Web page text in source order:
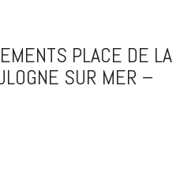
PLACE DE LA
SUR MER –